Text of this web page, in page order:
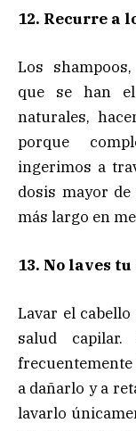
12. Recurre a
Los
que se han
naturales,
porque
ingerimos a
dosis mayor
más largo en
13. No laves
Lavar el
salud
a dañarlo y a
lavarlo